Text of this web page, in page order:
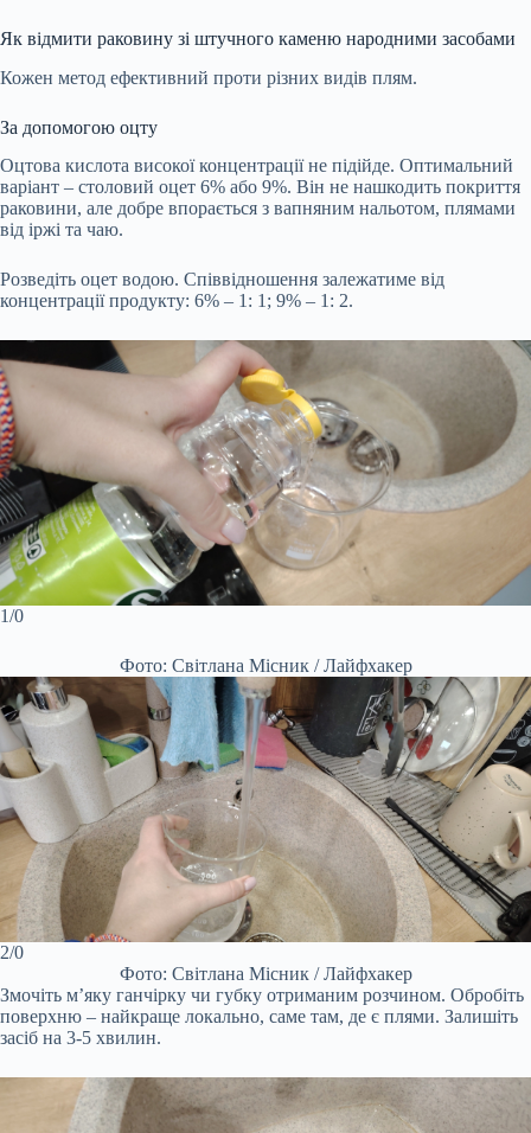
Як відмити раковину зі штучного каменю народними засобами
Кожен метод ефективний проти різних видів плям.
За допомогою оцту
Оцтова кислота високої концентрації не підійде. Оптимальний
варіант – столовий оцет 6% або 9%. Він не нашкодить покриття
раковини, але добре впорається з вапняним нальотом, плямами
від іржі та чаю.
Розведіть оцет водою. Співвідношення залежатиме від
концентрації продукту: 6% – 1: 1; 9% – 1: 2.
1/0
Фото: Світлана Місник / Лайфхакер
2/0
Фото: Світлана Місник / Лайфхакер
Змочіть м’яку ганчірку чи губку отриманим розчином. Обробіть
поверхню – найкраще локально, саме там, де є плями. Залишіть
засіб на 3-5 хвилин.